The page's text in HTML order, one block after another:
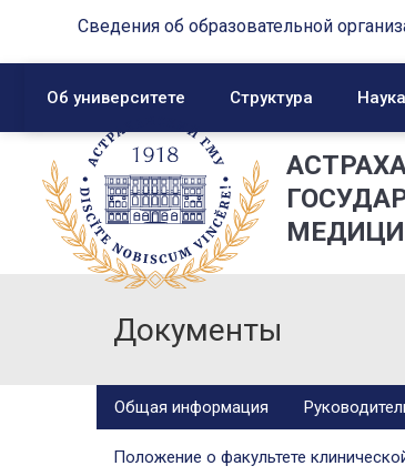
Сведения об образовательной
Об университете Структура
Документы
Общая информация
Положение о факультете